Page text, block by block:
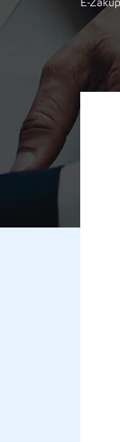
E-